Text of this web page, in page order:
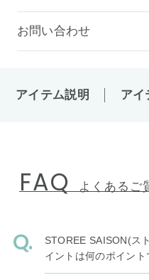
お問い合わせ
アイテム説明 アイ
FAQ よくあるご
STOREE SAISON(ス
イントは何のポイント